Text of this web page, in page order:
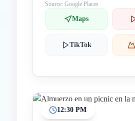
Source: Google Places
Maps
TikTok
12:30 PM